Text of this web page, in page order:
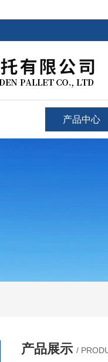
产品中心
产品展示 /